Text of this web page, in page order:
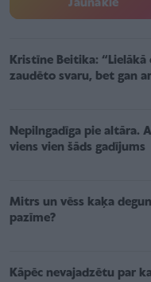
Jaunākie
Kristīne Beitika: “Lielākā
zaudēto svaru, bet gan
Nepilngadīga pie altāra.
viens vien šāds gadījums
Mitrs un vēss kaķa
pazīme?
Kāpēc nevajadzētu par